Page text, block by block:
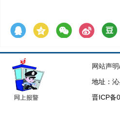
网站声明
地址：
晋ICP备